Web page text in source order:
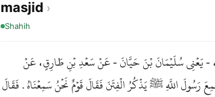
masjid
Shahih
- يَعْنِي سُلَيْمَانَ بْنَ حَيَّانَ - عَنْ سَعْدِ بْنِ طَارِقٍ، عَنْ
اللَّهِ ﷺ يَذْكُرُ الْفِتَنَ فَقَالَ قَوْمٌ نَحْنُ سَمِعْنَاهُ . فَقَالَ